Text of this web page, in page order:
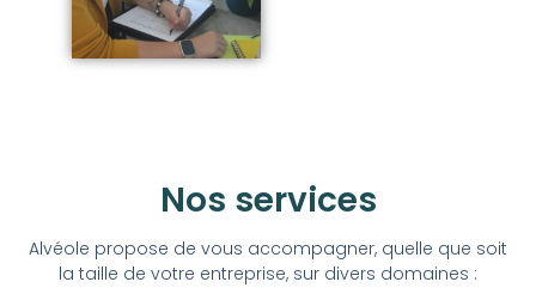
Nos services
Alvéole propose de vous accompagner, quelle que soit
la taille de votre entreprise, sur divers domaines :